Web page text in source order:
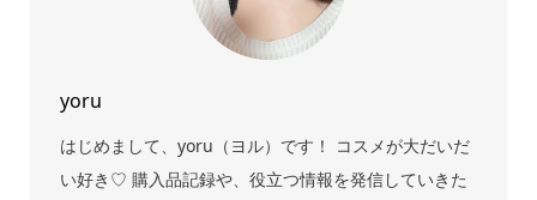
yoru
はじめまして、yoru（ヨル）です！ コスメが大だいだ
い好き♡ 購入品記録や、役立つ情報を発信していきた